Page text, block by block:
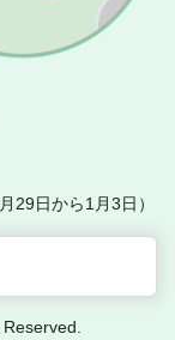
29日から1月3日）